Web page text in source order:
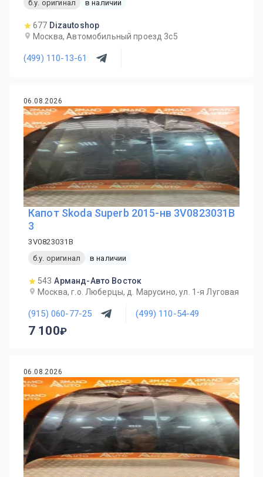
б.у. оригинал
в наличии
677 Dizautoshop
Москва, Автомобильный проезд 3с5
(499) 110-13-61
06.08.2026
Капот Skoda Superb 2015-нв 3V0823031B
3
3V0823031B
б.у. оригинал
в наличии
543 Арманд-Авто Восток
Москва, г.о. Люберцы, д. Марусино, ул. 1-я Луговая
(915) 060-77-25 (499) 110-54-49
7 100
06.08.2026